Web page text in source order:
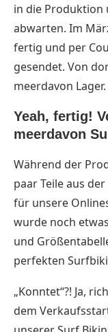
in die Produktion
abwarten. Im
fertig und per
gesendet. Von
meerdavon Lager.
Yeah, fertig!
meerdavon
Während der
paar Teile aus
für unsere
wurde noch
und
perfekten
„Konntet“?! Ja,
dem